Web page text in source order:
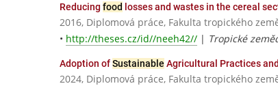
Reducing food losses and wastes in the cereal
2016, Diplomová práce, Fakulta tropického
• http://theses.cz/id//neeh42// | Tropické
Adoption ofSustainable Agricultural Practices
2024, Diplomová práce, Fakulta tropického